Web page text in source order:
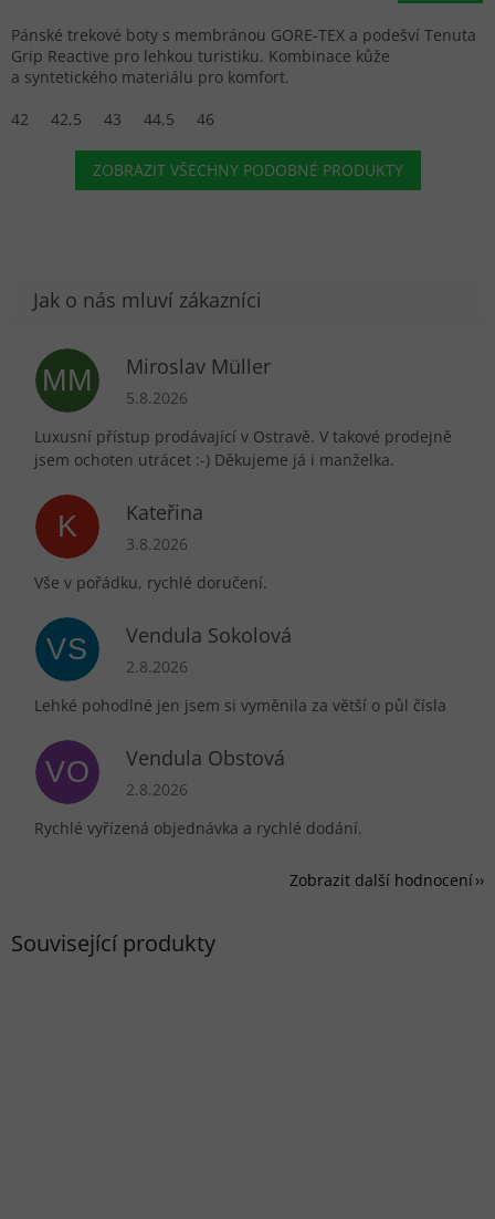
Související produkty
Pánské trekové boty s membránou GORE-TEX a podešví Tenuta
Grip Reactive pro lehkou turistiku. Kombinace kůže
a syntetického materiálu pro komfort.
42
42,5 43 44,5 46
ZOBRAZIT VŠECHNY PODOBNÉ PRODUKTY
MM Miroslav Müller
Hodnocení obchodu je 5 z 5 hvězdiček.
5.8.2026
Luxusní přístup prodávající v Ostravě. V takové prodejně
jsem ochoten utrácet :-) Děkujeme já i manželka.
K Kateřina
Hodnocení obchodu je 5 z 5 hvězdiček.
3.8.2026
Vše v pořádku, rychlé doručení.
VS Vendula Sokolová
Hodnocení obchodu je 5 z 5 hvězdiček.
2.8.2026
Lehké pohodlné jen jsem si vyměnila za větší o půl čísla
VO Vendula Obstová
Hodnocení obchodu je 5 z 5 hvězdiček.
2.8.2026
Rychlé vyřízená objednávka a rychlé dodání.
Zobrazit další hodnocení